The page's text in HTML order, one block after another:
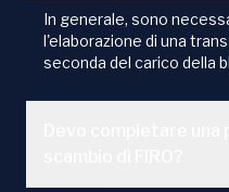
In generale, sono
l'elaborazione di una
seconda del carico della